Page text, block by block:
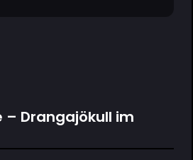
– Drangajökull im